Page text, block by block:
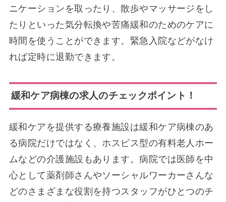
ニケーションを取ったり、散歩やマッサージをし
たりといった気分転換や苦痛緩和のためのケアに
時間を使うことができます。緊急入院などがなけ
れば定時に退勤できます。
緩和ケア病棟の求人のチェックポイント！
緩和ケアを提供する療養施設は緩和ケア病棟のあ
る病院だけではなく、ホスピス型の有料老人ホー
ムなどの介護施設もあります。病院では医師を中
心として薬剤師さんやソーシャルワーカーさんな
どのさまざまな役割を持つスタッフがひとつのチ